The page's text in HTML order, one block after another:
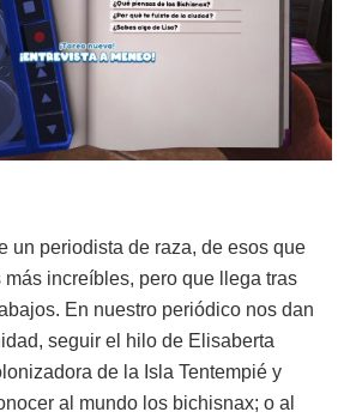
un periodista de raza, de esos que
más increíbles, pero que llega tras
En nuestro periódico nos dan
seguir el hilo de Elisaberta
de la Isla Tentempié y
al mundo los bichisnax; o al